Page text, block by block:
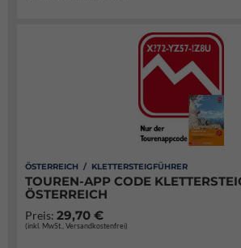
ÖSTERREICH / KLETTERSTEIGFÜHRER
TOUREN-APP CODE
ÖSTERREICH
Preis: 29,70 €
(inkl. MwSt., Versandkostenfrei)